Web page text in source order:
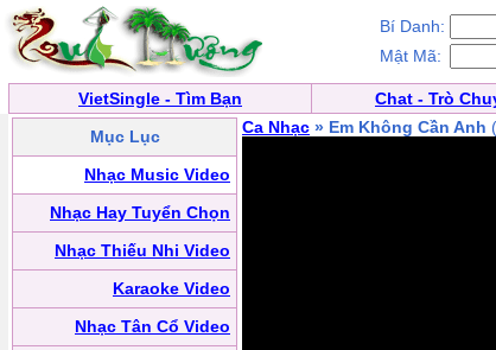
Bí Danh:
Mật Mã:
VietSingle - Tìm Bạn Chat - Trò
Mục Lục
Nhạc Music Video
Nhạc Hay Tuyển Chọn
Nhạc Thiếu Nhi Video
Karaoke Video
Nhạc Tân Cổ Video
Ca Nhạc » Em Không Cần Anh (